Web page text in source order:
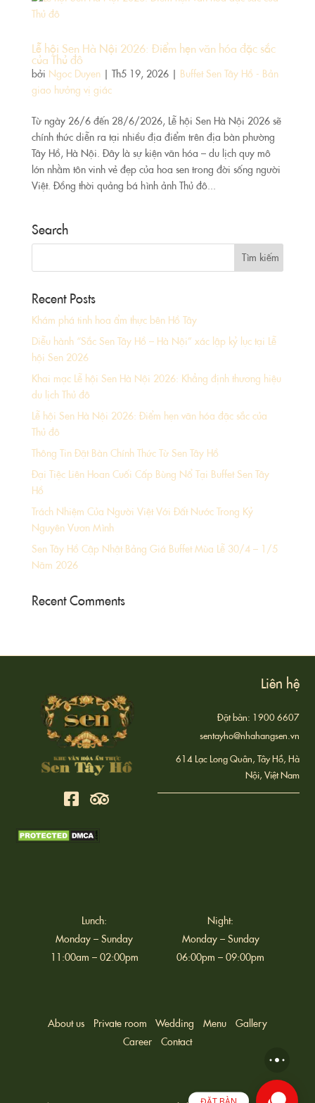
Lễ hội Sen Hà Nội 2026: Điểm hẹn văn hóa đặc sắc
của Thủ đô
bởi Ngoc Duyen| Th5 19, 2026| Buffet Sen Tây Hồ - Bản
giao hưởng vị giác
Từ ngày 26/6 đến 28/6/2026, Lễ hội Sen Hà Nội 2026 sẽ
chính thức diễn ra tại nhiều địa điểm trên địa bàn phường
Tây Hồ, Hà Nội. Đây là sự kiện văn hóa – du lịch quy mô
lớn nhằm tôn vinh vẻ đẹp của hoa sen trong đời sống người
Việt. Đồng thời quảng bá hình ảnh Thủ đô...
Search
Recent Posts
Khám phá tinh hoa ẩm thực bên Hồ Tây
Diễu hành “Sắc Sen Tây Hồ – Hà Nội” xác lập kỷ lục tại Lễ
hội Sen 2026
Khai mạc Lễ hội Sen Hà Nội 2026: Khẳng định thương hiệu
du lịch Thủ đô
Lễ hội Sen Hà Nội 2026: Điểm hẹn văn hóa đặc sắc của
Thủ đô
Thông Tin Đặt Bàn Chính Thức Từ Sen Tây Hồ
Đại Tiệc Liên Hoan Cuối Cấp Bùng Nổ Tại Buffet Sen Tây
Hồ
Trách Nhiệm Của Người Việt Với Đất Nước Trong Kỷ
Nguyên Vươn Mình
Sen Tây Hồ Cập Nhật Bảng Giá Buffet Mùa Lễ 30/4 – 1/5
Năm 2026
Recent Comments
Liên hệ
Đặt bàn: 1900 6607
sentayho@nhahangsen.vn
614 Lạc Long Quân, Tây Hồ, Hà
Nội, Việt Nam
Lunch:
Monday – Sunday
11:00am – 02:00pm
Night:
Monday – Sunday
06:00pm – 09:00pm
About us Private room Wedding Menu
Gallery
Career
Contact